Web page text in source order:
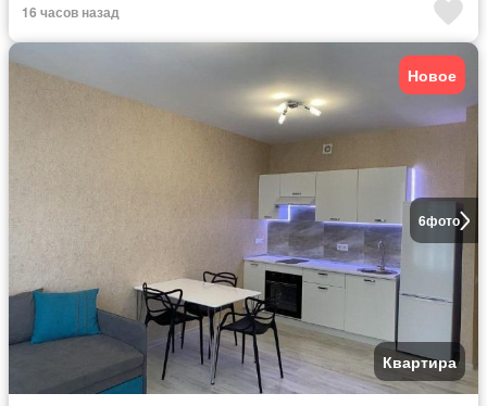
16 часов назад
6фото
Новое
Квартира